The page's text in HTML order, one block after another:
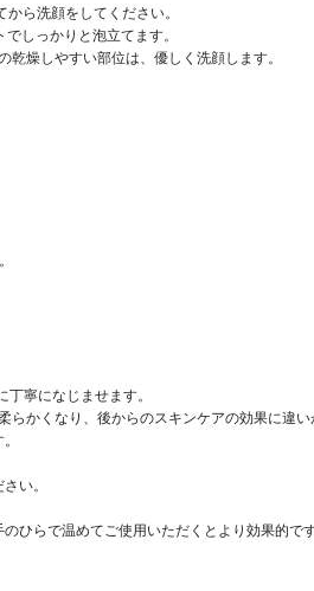
ら洗顔をしてください。
しっかりと泡立てます。
燥しやすい部位は、優しく洗顔します。
寧になじませます。
かくなり、後からのスキンケアの効果に違い
い。
ひらで温めてご使用いただくとより効果的です